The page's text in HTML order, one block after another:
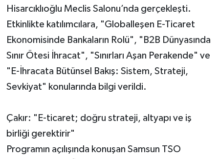
Hisarcıklıoğlu Meclis Salonu’nda gerçekleşti.
Etkinlikte katılımcılara, "Globalleşen E-Ticaret
Ekonomisinde Bankaların Rolü", "B2B Dünyasında
Sınır Ötesi İhracat", "Sınırları Aşan Perakende" ve
"E-İhracata Bütünsel Bakış: Sistem, Strateji,
Sevkiyat" konularında bilgi verildi.
Çakır: "E-ticaret; doğru strateji, altyapı ve iş
birliği gerektirir"
Programın açılışında konuşan Samsun TSO